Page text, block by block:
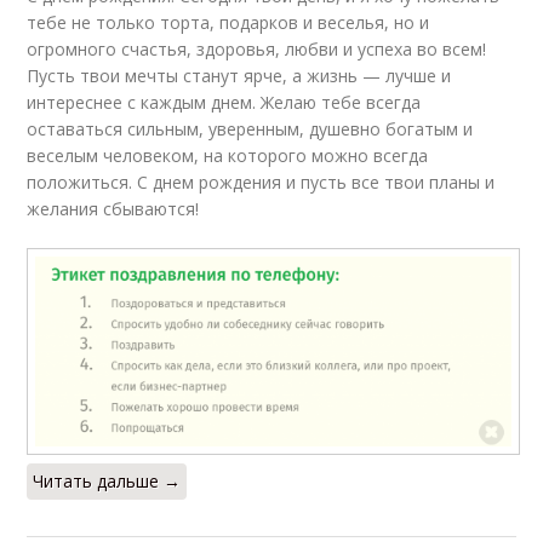
тебе не только торта, подарков и веселья, но и
огромного счастья, здоровья, любви и успеха во всем!
Пусть твои мечты станут ярче, а жизнь — лучше и
интереснее с каждым днем. Желаю тебе всегда
оставаться сильным, уверенным, душевно богатым и
веселым человеком, на которого можно всегда
положиться. С днем рождения и пусть все твои планы и
желания сбываются!
Читать дальше →